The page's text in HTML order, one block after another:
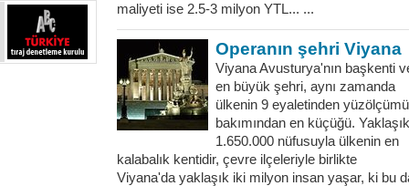
maliyeti ise 2.5-3 milyon YTL... ...
Operanın şehri Viyana
Viyana Avusturya'nın başkenti
en büyük şehri, aynı zamanda
ülkenin 9 eyaletinden yüzölçümü
bakımından en küçüğü. Yaklaşık
1.650.000 nüfusuyla ülkenin en
kalabalık kentidir, çevre ilçeleriyle birlikte
Viyana'da yaklaşık iki milyon insan yaşar, ki bu